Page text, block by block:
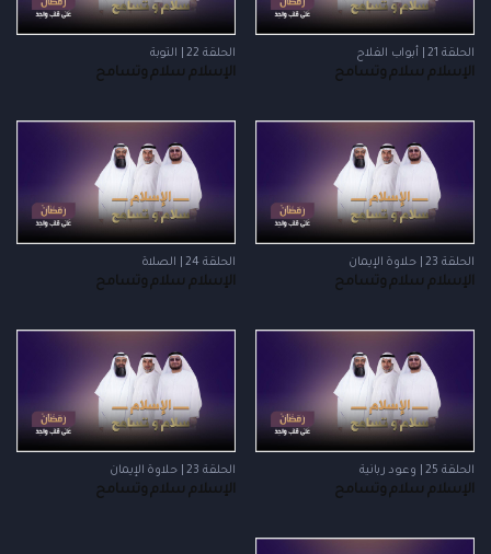
الحلقة 21 | أبواب الفلاح
الإسلام سلام وتسامح
الحلقة 22 | التوبة
الإسلام سلام وتسامح
الحلقة 23 | حلاوة الإيمان
الإسلام سلام وتسامح
الحلقة 24 | الصلاة
الإسلام سلام وتسامح
الحلقة 25 | وعود ربانية
الإسلام سلام وتسامح
الحلقة 23 | حلاوة الإيمان
الإسلام سلام وتسامح